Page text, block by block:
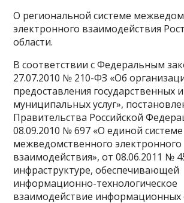
О региональной системе
электронного взаимодействия
области.
В соответствии с Федеральным
27.07.2010 № 210-ФЗ «Об
предоставления государственных и
муниципальных услуг»,
Правительства Российской
08.09.2010 № 697 «О единой системе
межведомственного электронного
взаимодействия», от 08.06.2011 №
инфраструктуре, обеспечивающей
информационно-технологическое
взаимодействие информационных